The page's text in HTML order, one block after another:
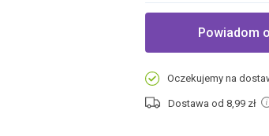
Powiadom
Oczekujemy na
Dostawa od 8,99 zł